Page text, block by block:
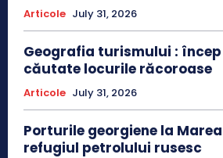
Articole July 31, 2026
Geografia turismului :
căutate locurile răcoroase
Articole July 31, 2026
Porturile georgiene la
refugiul petrolului rusesc